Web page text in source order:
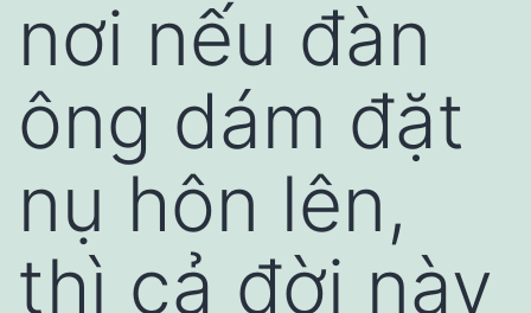
nơi nếu đàn
ông dám đặt
nụ hôn lên,
thì cả đời này